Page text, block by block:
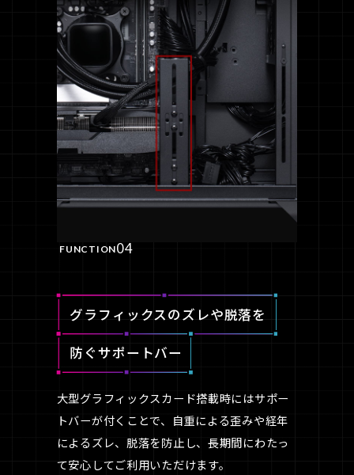
FUNCTION04
グラフィックスのズレや脱落を
防ぐサポートバー
大型グラフィックスカード搭載時にはサポー
トバーが付くことで、自重による歪みや経年
によるズレ、脱落を防止し、長期間にわたっ
て安心してご利用いただけます。